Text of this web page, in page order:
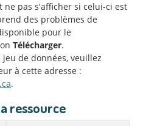
ne pas s'afficher si celui-ci est
des problèmes de
pour le
Télécharger.
de données, veuillez
à cette adresse :
.
ressource